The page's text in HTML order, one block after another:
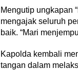
Mengutip ungkapan
mengajak seluruh
baik. “Mari
Kapolda kembali
tangan dalam